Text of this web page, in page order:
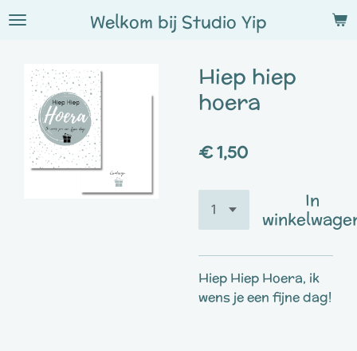
Ga
hoofdinhoud
Welkom bij Studio Yip
Hiep hiep
hoera
€ 1,50
In
Hiep Hiep Hoera, ik
wens je een fijne dag!